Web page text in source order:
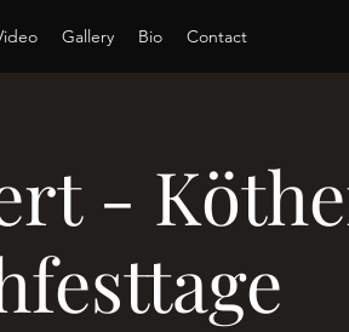
Gallery Bio Contact
-